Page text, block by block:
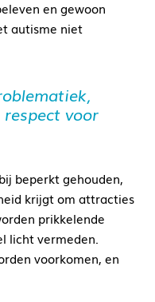
en gewoon
autisme niet
voor
beperkt gehouden,
krijgt om attracties
prikkelende
licht vermeden.
voorkomen, en